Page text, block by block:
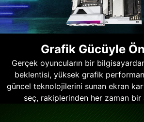
Grafik Gücüyle
Gerçek oyuncuların bir
beklentisi, yüksek grafik
güncel teknolojilerini sunan ekran
seç, rakiplerinden her zaman bir